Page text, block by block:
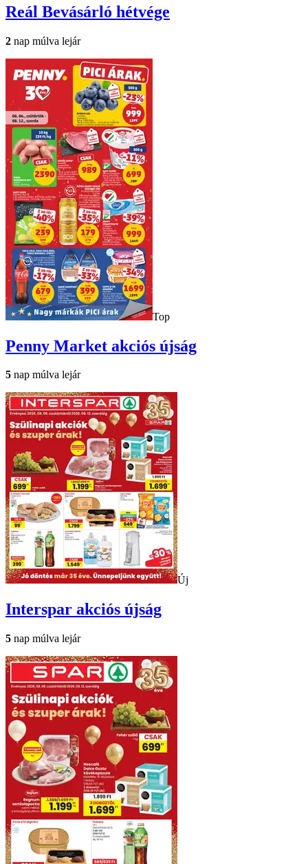
Reál Bevásárló hétvége
2 nap múlva lejár
Top
Penny Market akciós újság
5 nap múlva lejár
Új
Interspar akciós újság
5 nap múlva lejár